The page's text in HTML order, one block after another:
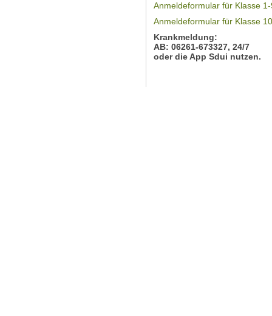
Anmeldeformular für Klasse
Anmeldeformular für Klasse 10
Krankmeldung:
AB: 06261-673327, 24/7
oder die App Sdui nutzen.